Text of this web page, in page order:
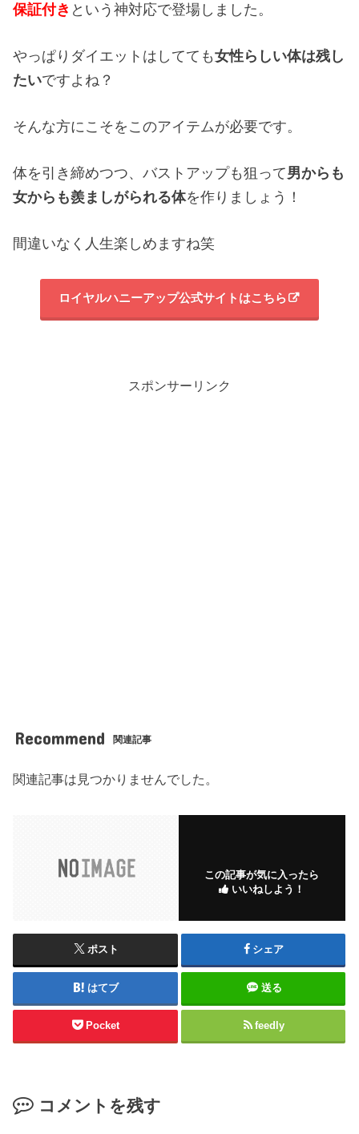
保証付き という神対応で登場しました。
やっぱりダイエットはしてても女性らしい体は残し
たいですよね？
そんな方にこそをこのアイテムが必要です。
体を引き締めつつ、バストアップも狙って男からも
女からも羨ましがられる体を作りましょう！
間違いなく人生楽しめますね笑
ロイヤルハニーアップ公式サイトはこちら
スポンサーリンク
Recommend 関連記事
関連記事は見つかりませんでした。
この記事が気に入ったら
いいねしよう！
ポスト シェア
はてブ 送る
Pocket feedly
コメントを残す